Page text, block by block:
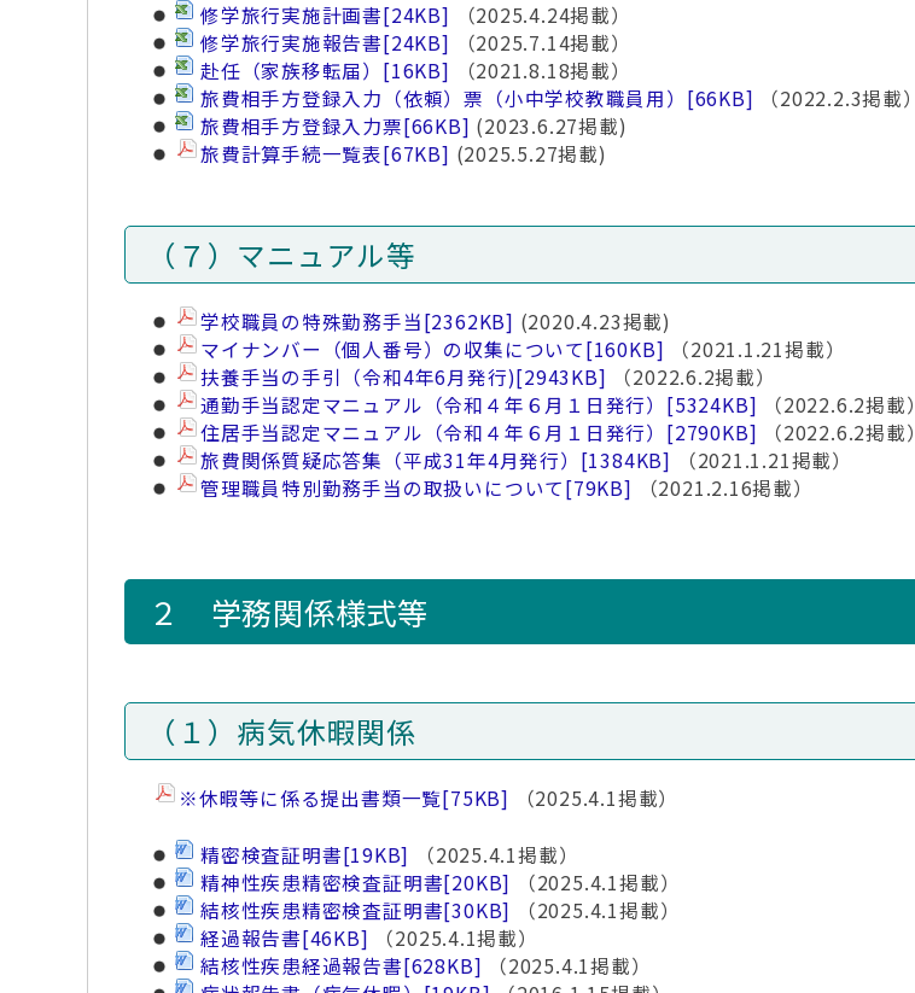
修学旅行実施計画書[24KB]
（2025.4.24掲載）
修学旅行実施報告書[24KB]
（2025.7.14掲載）
赴任（家族移転届）[16KB]
（2021.8.18掲載）
旅費相手方登録入力（依頼）票（小中学校教職員用） [66KB]
（2022.2.3掲載）
旅費相手方登録入力票[66KB] (2023.6.27掲載)
旅費計算手続一覧表[67KB] (2025.5.27掲載)
（７）マニュアル等
学校職員の特殊勤務手当[2362KB] (2020.4.23掲載)
マイナンバー（個人番号）の収集について[160KB] （2021.1.21掲載）
扶養手当の手引（令和4年6月発行)[2943KB] （2022.6.2掲載）
通勤手当認定マニュアル（令和４年６月１日発行） [5324KB] （2022.6.2掲載）
住居手当認定マニュアル（令和４年６月１日発行） [2790KB] （2022.6.2掲載）
旅費関係質疑応答集（平成31年4月発行） [1384KB] （2021.1.21掲載）
管理職員特別勤務手当の取扱いについて[79KB] （2021.2.16掲載）
２ 学務関係様式等
（１）病気休暇関係
※休暇等に係る提出書類一覧[75KB] （2025.4.1掲載）
精密検査証明書[19KB] （2025.4.1掲載）
精神性疾患精密検査証明書[20KB] （2025.4.1掲載）
結核性疾患精密検査証明書[30KB] （2025.4.1掲載）
経過報告書[46KB] （2025.4.1掲載）
結核性疾患経過報告書[628KB] （2025.4.1掲載）